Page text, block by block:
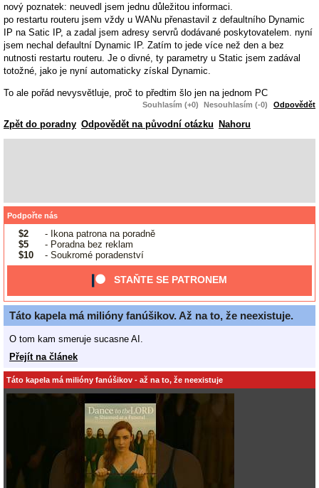
nový poznatek: neuvedl jsem jednu důležitou informaci.
po restartu routeru jsem vždy u WANu přenastavil z defaultního Dynamic
IP na Satic IP, a zadal jsem adresy servrů dodávané poskytovatelem. nyní
jsem nechal defaultní Dynamic IP. Zatím to jede více než den a bez
nutnosti restartu routeru. Je o divné, ty parametry u Static jsem zadával
totožné, jako je nyní automaticky získal Dynamic.
To ale pořád nevysvětluje, proč to předtim šlo jen na jednom PC
Souhlasím (+0) Nesouhlasím (-0) Odpovědět
Zpět do poradny Odpovědět na původní otázku Nahoru
Podpořte nás
$2
- Ikona patrona na poradně
$5
- Poradna bez reklam
$10
- Soukromé poradenství
STAŇTE SE PATRONEM
Táto kapela má milióny fanúšikov. Až na to, že neexistuje.
O tom kam smeruje sucasne AI.
Přejít na článek
Táto kapela má milióny fanúšikov - až na to, že neexistuje